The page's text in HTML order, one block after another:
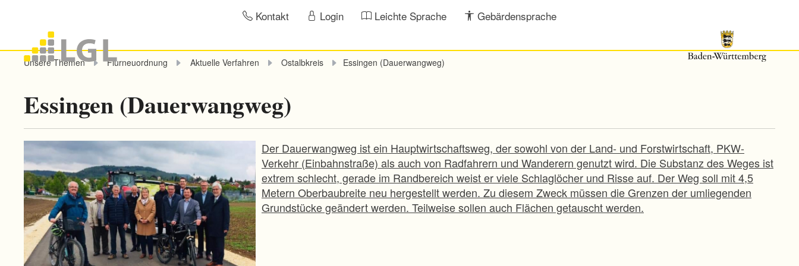
Kontakt Login Leichte Sprache Gebärdensprache
Unsere Themen Flurneuordnung Aktuelle Verfahren Ostalbkreis Essingen (Dauerwangweg)
Essingen (Dauerwangweg)
Der Dauerwangweg ist ein Hauptwirtschaftsweg, der sowohl von der Land- und Forstwirtschaft, PKW-
Verkehr (Einbahnstraße) als auch von Radfahrern und Wanderern genutzt wird. Die Substanz des Weges ist
extrem schlecht, gerade im Randbereich weist er viele Schlaglöcher und Risse auf. Der Weg soll mit 4,5
Metern Oberbaubreite neu hergestellt werden. Zu diesem Zweck müssen die Grenzen der umliegenden
Grundstücke geändert werden. Teilweise sollen auch Flächen getauscht werden.